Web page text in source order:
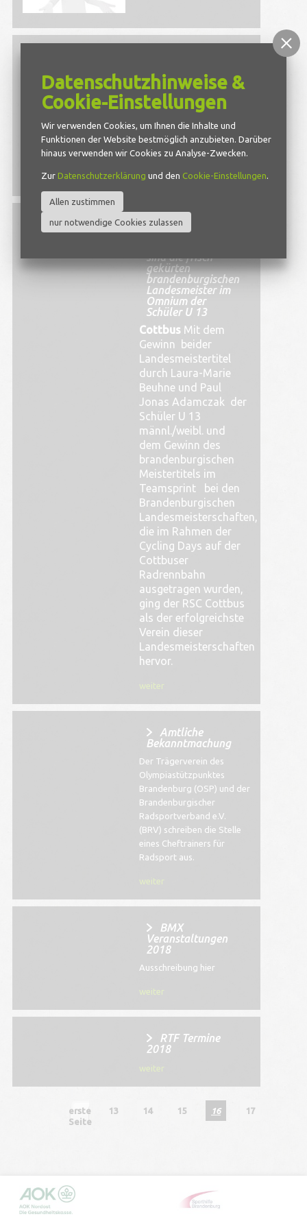
Ein halbes Jahr vor den
Bahn-Weltmeisterschaften
der Elite in Berlin im
Olympiajahr 2020 findet in
Deutschland ein weiteres
internationales Event statt.
weiter
Laura-Marie
Beuhne und Paul
sind die frisch
gekürten
brandenburgischen
Landesmeister im
Omnium der
Schüler U 13
Cottbus Mit dem
Gewinn beider
Landesmeistertitel
durch Laura-Marie
Beuhne und Paul
Jonas Adamczak der
Schüler U 13
männl./weibl. und
dem Gewinn des
brandenburgischen
Meistertitels im
Teamsprint bei den
Brandenburgischen
Landesmeisterschaften,
die im Rahmen der
Cycling Days auf der
Cottbuser
Radrennbahn
ausgetragen wurden,
ging der RSC Cottbus
als der erfolgreichste
Verein dieser
Landesmeisterschaften
hervor.
weiter
Amtliche
Bekanntmachung
Der Trägerverein des
Olympiastützpunktes
Brandenburg (OSP) und der
Brandenburgischer
Radsportverband e.V.
(BRV) schreiben die Stelle
eines Cheftrainers für
Radsport aus.
weiter
BMX
Veranstaltungen
2018
Ausschreibung hier
weiter
RTF Termine
2018
weiter
erste
Seite
13 14 15 16 17
Datenschutzhinweise &
Cookie-Einstellungen
Wir verwenden Cookies, um Ihnen die Inhalte und
Funktionen der Website bestmöglich anzubieten. Darüber
hinaus verwenden wir Cookies zu Analyse-Zwecken.
Zur Datenschutzerklärung und den Cookie-Einstellungen.
Allen zustimmen
nur notwendige Cookies zulassen